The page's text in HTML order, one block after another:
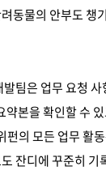
동물의 안부도 챙
팀은 업무 요청
본을 확인할 수
의 모든 업무 활
잔디에 꾸준히 기